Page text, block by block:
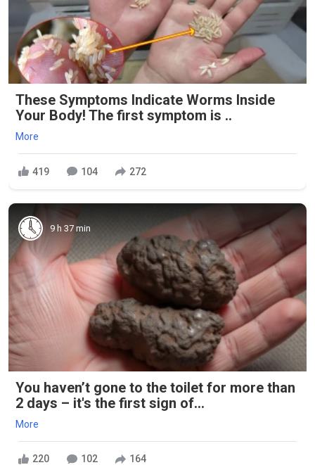
These Symptoms Indicate Worms Inside
Your Body! The first symptom is ..
More
419 104 272
9 h 37 min
You haven’t gone to the toilet for more than
2 days – it's the first sign of...
More
220 102 164